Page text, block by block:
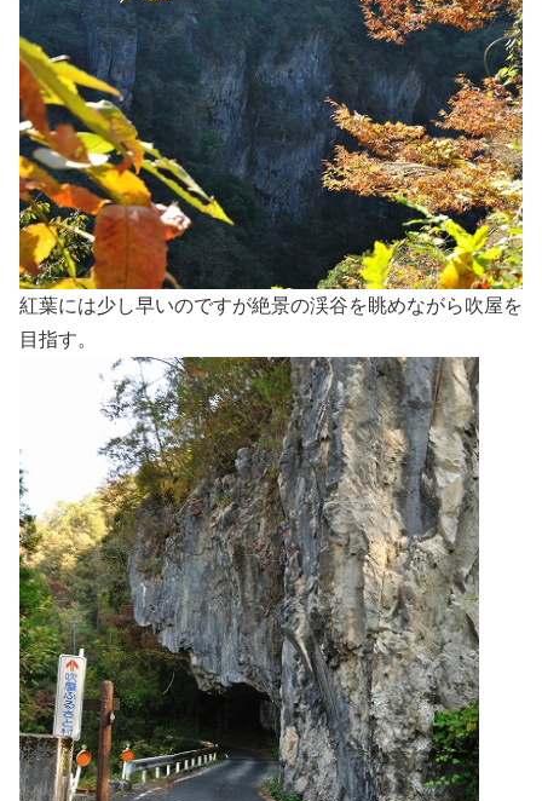
紅葉には少し早いのですが絶景の渓谷を眺めながら吹屋を
目指す。